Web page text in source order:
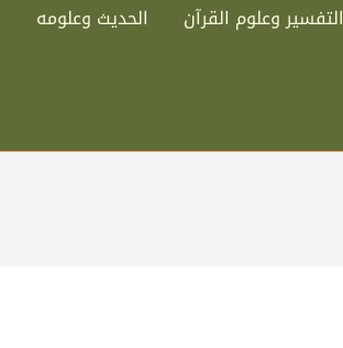
التفسير وعلوم القرآن الحديث وعلومه